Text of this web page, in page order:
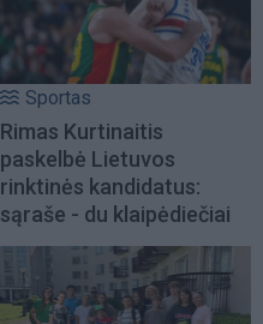
Sportas
Rimas Kurtinaitis
paskelbė Lietuvos
rinktinės kandidatus:
sąraše - du klaipėdiečiai